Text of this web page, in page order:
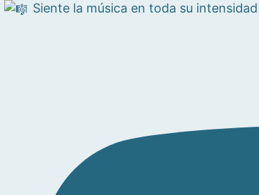
Siente la música en toda su intensidad